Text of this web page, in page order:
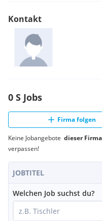
Kontakt
0 S Jobs
Firma folgen
Keine Jobangebote dieser Firma
verpassen!
JOBTITEL
Welchen Job suchst du?